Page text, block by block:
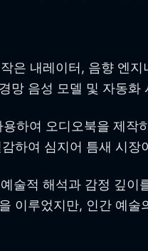
은 내레이터, 음향 엔
망 음성 모델 및 자동
하여 오디오북을 제작
하여 심지어 틈새 시
술적 해석과 감정 깊
이루었지만, 인간 예